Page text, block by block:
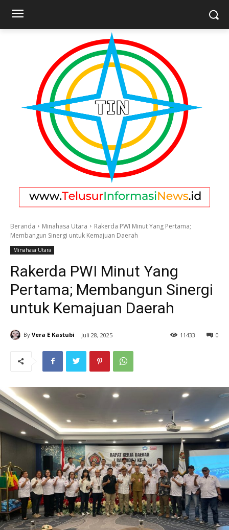
Beranda Minahasa Utara
Rakerda PWI Minut Yang Pertama;
Membangun Sinergi untuk Kemajuan Daerah
Minahasa Utara
Rakerda PWI Minut Yang
Pertama; Membangun Sinergi
untuk Kemajuan Daerah
By Vera E Kastubi Juli 28, 2025 0
11433